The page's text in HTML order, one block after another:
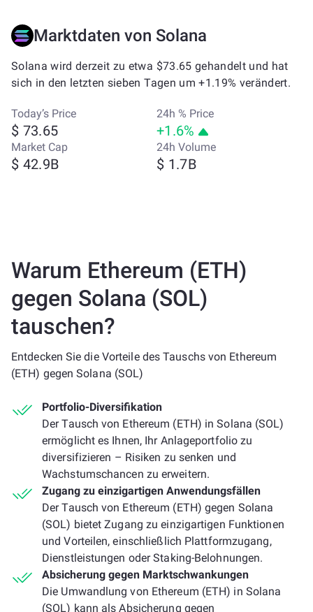
Marktdaten von Solana
Solana wird derzeit zu etwa $73.65 gehandelt und hat
sich in den letzten sieben Tagen um +1.19% verändert.
Today’s Price
$ 73.65
24h % Price
+1.6%
Market Cap
$ 42.9B
24h Volume
$ 1.7B
Warum Ethereum (ETH)
gegen Solana (SOL)
tauschen?
Entdecken Sie die Vorteile des Tauschs von Ethereum
(ETH) gegen Solana (SOL)
Portfolio-Diversifikation
Der Tausch von Ethereum (ETH) in Solana (SOL)
ermöglicht es Ihnen, Ihr Anlageportfolio zu
diversifizieren – Risiken zu senken und
Wachstumschancen zu erweitern.
Zugang zu einzigartigen Anwendungsfällen
Der Tausch von Ethereum (ETH) gegen Solana
(SOL) bietet Zugang zu einzigartigen Funktionen
und Vorteilen, einschließlich Plattformzugang,
Dienstleistungen oder Staking-Belohnungen.
Absicherung gegen Marktschwankungen
Die Umwandlung von Ethereum (ETH) in Solana
(SOL) kann als Absicherung gegen